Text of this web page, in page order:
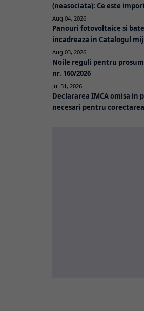
(neasociata): Ce este
Aug 04, 2026
Panouri fotovoltaice si
incadreaza in Catalogul
Aug 03, 2026
Noile reguli pentru
nr. 160/2026
Jul 31, 2026
Declararea IMCA omisa in
necesari pentru